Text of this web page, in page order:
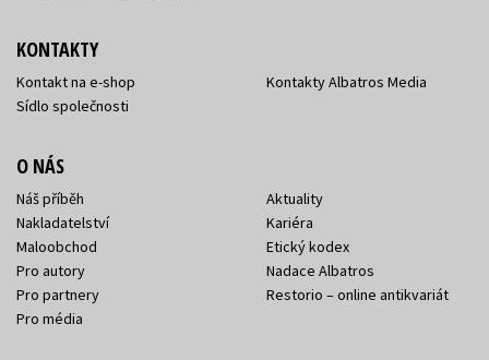
KONTAKTY
Kontakt na e-shop
Sídlo společnosti
Kontakty Albatros Media
O NÁS
Náš příběh
Nakladatelství
Maloobchod
Pro autory
Pro partnery
Pro média
Aktuality
Kariéra
Etický kodex
Nadace Albatros
Restorio – online antikvariát